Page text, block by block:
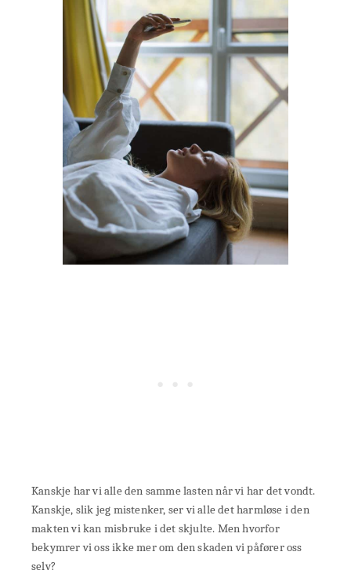
Kanskje har vi alle den samme lasten når vi har det vondt.
Kanskje, slik jeg mistenker, ser vi alle det harmløse i den
makten vi kan misbruke i det skjulte. Men hvorfor
bekymrer vi oss ikke mer om den skaden vi påfører oss
selv?